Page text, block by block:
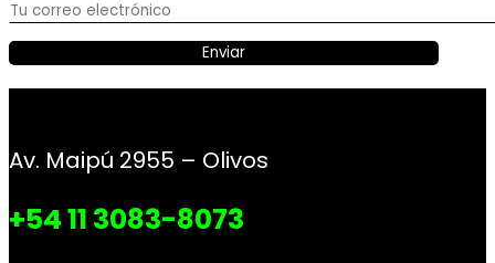
Av. Maipú 2955 – Olivos
+54 11 3083-8073